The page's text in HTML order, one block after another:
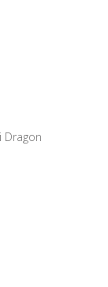
Dragon